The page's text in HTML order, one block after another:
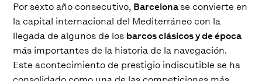
Por sexto año consecutivo, Barcelonase convierte en
la capital internacional del Mediterráneo con la
llegada de algunos de los barcos clásicos y de época
más importantes de la historia de la navegación.
Este acontecimiento de prestigio indiscutible se ha